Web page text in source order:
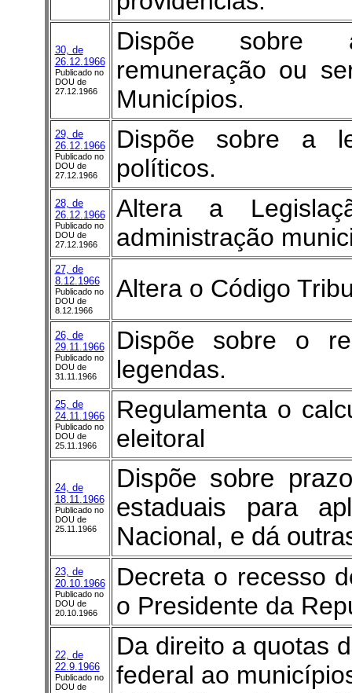
30, de
26.12.1966
Publicado no
DOU de
27.12.1966
Dispõe sobre
remuneração ou
Municípios.
29, de
26.12.1966
Publicado no
DOU de
27.12.1966
Dispõe sobre a
políticos.
28, de
26.12.1966
Publicado no
DOU de
27.12.1966
Altera a
administração
27, de
8.12.1966
Publicado no
DOU de
8.12.1966
Altera o Código
26, de
29.11.1966
Publicado no
DOU de
31.11.1966
Dispõe sobre o
legendas.
25, de
24.11.1966
Publicado no
DOU de
25.11.1966
Regulamenta o
eleitoral
24, de
18.11.1966
Publicado no
DOU de
25.11.1966
Dispõe sobre
estaduais para
Nacional, e dá
23, de
20.10.1966
Publicado no
DOU de
20.10.1966
Decreta o recesso
o Presidente da
22, de
22.9.1966
Publicado no
DOU de
Da direito a quotas
federal ao